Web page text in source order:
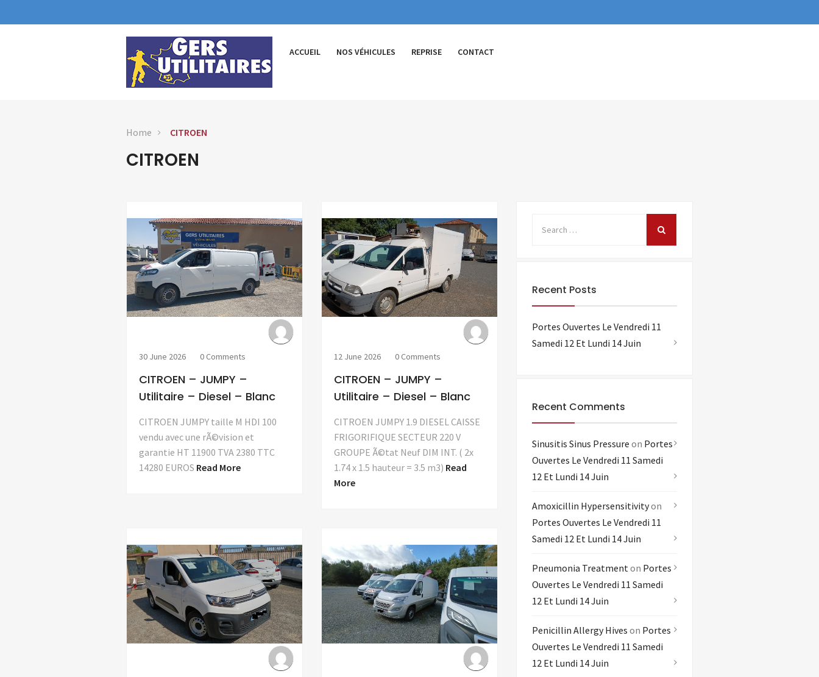
ACCUEIL NOS VÉHICULES REPRISE CONTACT
Home CITROEN
CITROEN
30 June 2026 0 Comments
CITROEN – JUMPY –
Utilitaire – Diesel – Blanc
CITROEN JUMPY taille M HDI 100
vendu avec une rÃ©vision et
garantie HT 11900 TVA 2380 TTC
14280 EUROS Read More
12 June 2026 0 Comments
CITROEN – JUMPY –
Utilitaire – Diesel – Blanc
CITROEN JUMPY 1.9 DIESEL CAISSE
FRIGORIFIQUE SECTEUR 220 V
GROUPE Ã©tat Neuf DIM INT. ( 2x
1.74 x 1.5 hauteur = 3.5 m3) Read
More
Recent Posts
Portes Ouvertes Le Vendredi 11
Samedi 12 Et Lundi 14 Juin
Recent Comments
Sinusitis Sinus Pressure on Portes
Ouvertes Le Vendredi 11 Samedi
12 Et Lundi 14 Juin
Amoxicillin Hypersensitivityon
Portes Ouvertes Le Vendredi 11
Samedi 12 Et Lundi 14 Juin
Pneumonia Treatmenton Portes
Ouvertes Le Vendredi 11 Samedi
12 Et Lundi 14 Juin
Penicillin Allergy Hives on Portes
Ouvertes Le Vendredi 11 Samedi
12 Et Lundi 14 Juin